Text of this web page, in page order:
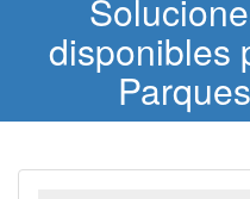
disponibles